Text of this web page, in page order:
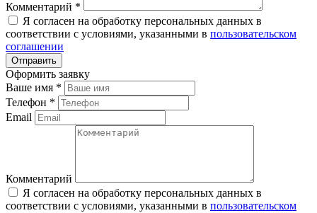
Комментарий *
Я согласен на обработку персональных данных в
соответствии с условиями, указанными в пользовательском
соглашении
Оформить заявку
Ваше имя *
Телефон *
Email
Комментарий
Я согласен на обработку персональных данных в
соответствии с условиями, указанными в пользовательском